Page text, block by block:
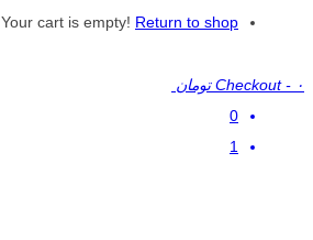
Your cart is empty! Return to shop
Checkout - ۰ تومان
0
1